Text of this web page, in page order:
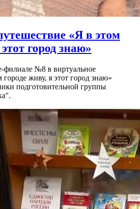
«Я в этом
город знаю»
филиале №8 в виртуальное
живу, я этот город знаю»
подготовительной группы